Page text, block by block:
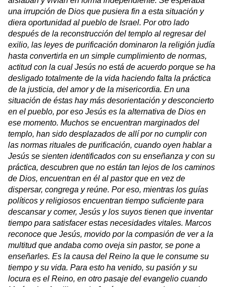
una irrupción de Dios que pusiera fin a esta situación y
diera oportunidad al pueblo de Israel. Por otro lado
después de la reconstrucción del templo al regresar del
exilio, las leyes de purificación dominaron la religión judía
hasta convertirla en un simple cumplimiento de normas,
actitud con la cual Jesús no está de acuerdo porque se ha
desligado totalmente de la vida haciendo falta la práctica
de la justicia, del amor y de la misericordia. En una
situación de éstas hay más desorientación y desconcierto
en el pueblo, por eso Jesús es la alternativa de Dios en
ese momento. Muchos se encuentran marginados del
templo, han sido desplazados de allí por no cumplir con
las normas rituales de purificación, cuando oyen hablar a
Jesús se sienten identificados con su enseñanza y con su
práctica, descubren que no están tan lejos de los caminos
de Dios, encuentran en él al pastor que en vez de
dispersar, congrega y reúne. Por eso, mientras los guías
políticos y religiosos encuentran tiempo suficiente para
descansar y comer, Jesús y los suyos tienen que inventar
tiempo para satisfacer estas necesidades vitales. Marcos
reconoce que Jesús, movido por la compasión de ver a la
multitud que andaba como oveja sin pastor, se pone a
enseñarles. Es la causa del Reino la que le consume su
tiempo y su vida. Para esto ha venido, su pasión y su
locura es el Reino, en otro pasaje del evangelio cuando